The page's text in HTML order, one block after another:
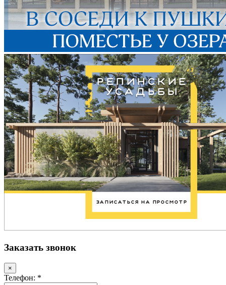
Заказать звонок
×
Телефон: *